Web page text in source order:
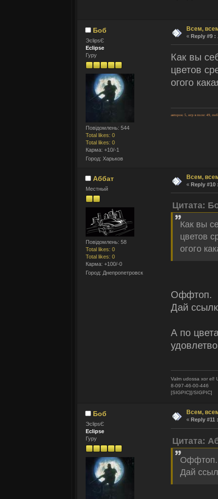
Боб
ЭclipsЄ
Eclipse
Гуру
Повідомлень: 544
Total likes: 0
Total likes: 0
Карма: +10/-1
Город: Харьков
Всем,
« Reply #9 :
Как вы
цветов
огого
авторок: 5, игр в поле: 49,
Аббат
Местный
Повідомлень: 58
Total likes: 0
Total likes: 0
Карма: +100/-0
Город: Днепропетровск
Всем,
« Reply #10
Цитата:
Как вы
цветов
огого
Оффтоп.
Дай
А по
Valm udossa xor el!
8-097-46-00-446
[SIGPIC][/SIGPIC]
Боб
ЭclipsЄ
Eclipse
Гуру
Всем,
« Reply #11 :
Цитата:
Оффтоп.
Дай